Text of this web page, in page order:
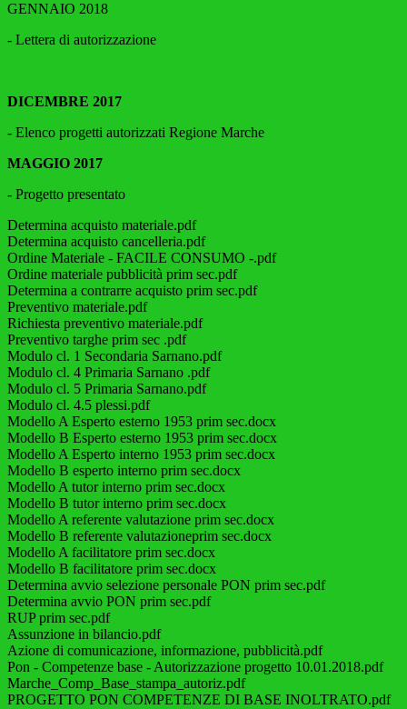
GENNAIO 2018
- Lettera di autorizzazione
DICEMBRE 2017
- Elenco progetti autorizzati Regione Marche
MAGGIO 2017
- Progetto presentato
Determina acquisto materiale.pdf
Determina acquisto cancelleria.pdf
Ordine Materiale - FACILE CONSUMO -.pdf
Ordine materiale pubblicità prim sec.pdf
Determina a contrarre acquisto prim sec.pdf
Preventivo materiale.pdf
Richiesta preventivo materiale.pdf
Preventivo targhe prim sec .pdf
Modulo cl. 1 Secondaria Sarnano.pdf
Modulo cl. 4 Primaria Sarnano .pdf
Modulo cl. 5 Primaria Sarnano.pdf
Modulo cl. 4.5 plessi.pdf
Modello A Esperto esterno 1953 prim sec.docx
Modello B Esperto esterno 1953 prim sec.docx
Modello A Esperto interno 1953 prim sec.docx
Modello B esperto interno prim sec.docx
Modello A tutor interno prim sec.docx
Modello B tutor interno prim sec.docx
Modello A referente valutazione prim sec.docx
Modello B referente valutazioneprim sec.docx
Modello A facilitatore prim sec.docx
Modello B facilitatore prim sec.docx
Determina avvio selezione personale PON prim sec.pdf
Determina avvio PON prim sec.pdf
RUP prim sec.pdf
Assunzione in bilancio.pdf
Azione di comunicazione, informazione, pubblicità.pdf
Pon - Competenze base - Autorizzazione progetto 10.01.2018.pdf
Marche_Comp_Base_stampa_autoriz.pdf
PROGETTO PON COMPETENZE DI BASE INOLTRATO.pdf